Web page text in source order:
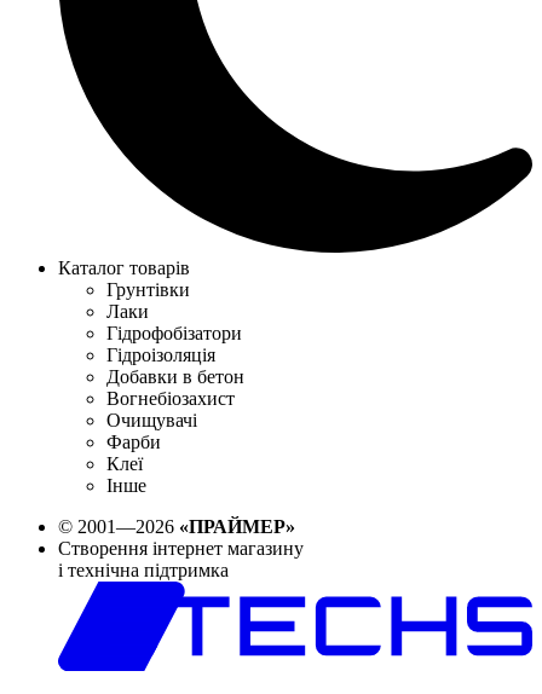
Каталог товарів
Грунтівки
Лаки
Гідрофобізатори
Гідроізоляція
Добавки в бетон
Вогнебіозахист
Очищувачі
Фарби
Клеї
Інше
© 2001—2026 «ПРАЙМЕР»
Створення інтернет магазину
і технічна підтримка